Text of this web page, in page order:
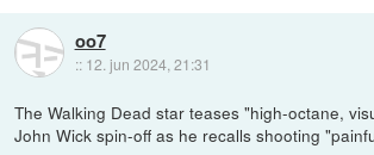
oo7
:: 12. jun 2024, 21:31
The Walking Dead star teases "high-octane,
John Wick spin-off as he recalls shooting